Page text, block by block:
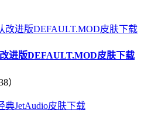
进版DEFAULT.MOD皮肤下载
）